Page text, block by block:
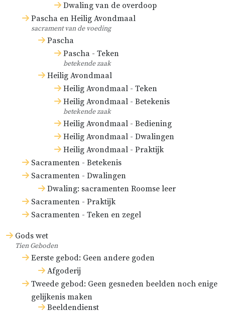
Dwaling van de overdoop
Pascha en Heilig Avondmaal
sacrament van de voeding
Pascha
Pascha - Teken
betekende zaak
Heilig Avondmaal
Heilig Avondmaal - Teken
Heilig Avondmaal - Betekenis
betekende zaak
Heilig Avondmaal - Bediening
Heilig Avondmaal - Dwalingen
Heilig Avondmaal - Praktijk
Sacramenten - Betekenis
Sacramenten - Dwalingen
Dwaling: sacramenten Roomse leer
Sacramenten - Praktijk
Sacramenten - Teken en zegel
Gods wet
Tien Geboden
Eerste gebod: Geen andere goden
Afgoderij
Tweede gebod: Geen gesneden beelden noch enige
gelijkenis maken
Beeldendienst